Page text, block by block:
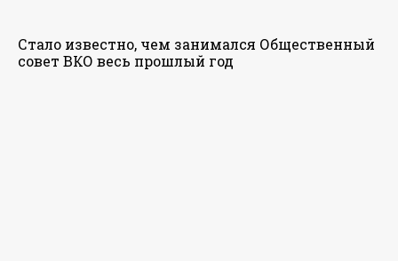
Стало известно, чем занимался Общественный
совет ВКО весь прошлый год